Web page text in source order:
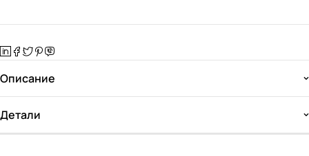
Описание
Детали